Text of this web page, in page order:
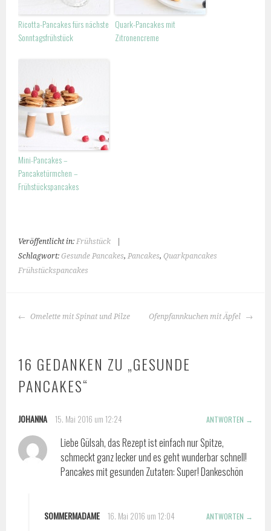
Ricotta-Pancakes fürs nächste
Sonntagsfrühstück
Quark-Pancakes mit
Zitronencreme
Mini-Pancakes –
Pancaketürmchen –
Frühstückspancakes
Veröffentlicht in:Frühstück
Schlagwort:Gesunde Pancakes,Pancakes,Quarkpancakes
Frühstückspancakes
BEITRAGS-
Omelette mit Spinat und Pilze Ofenpfannkuchen mit Äpfel
16 GEDANKEN ZU „GESUNDE
PANCAKES“
JOHANNA 15. Mai 2016 um 12:24 ANTWORTEN
Liebe Gülsah, das Rezept ist einfach nur Spitze,
schmeckt ganz lecker und es geht wunderbar schnell!
Pancakes mit gesunden Zutaten: Super! Dankeschön
SOMMERMADAME 16. Mai 2016 um 12:04 ANTWORTEN